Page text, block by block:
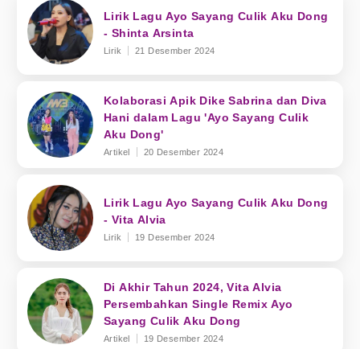
Lirik Lagu Ayo Sayang Culik Aku Dong
- Shinta Arsinta
Lirik 21 Desember 2024
Kolaborasi Apik Dike Sabrina dan Diva
Hani dalam Lagu 'Ayo Sayang Culik
Aku Dong'
Artikel 20 Desember 2024
Lirik Lagu Ayo Sayang Culik Aku Dong
- Vita Alvia
Lirik 19 Desember 2024
Di Akhir Tahun 2024, Vita Alvia
Persembahkan Single Remix Ayo
Sayang Culik Aku Dong
Artikel 19 Desember 2024